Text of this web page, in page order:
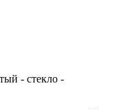
- стекло -